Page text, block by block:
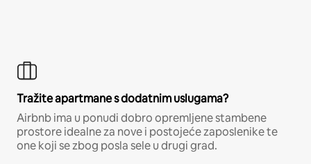
Tražite apartmane s dodatnim uslugama?
Airbnb ima u ponudi dobro opremljene stambene
prostore idealne za nove i postojeće zaposlenike te
one koji se zbog posla sele u drugi grad.